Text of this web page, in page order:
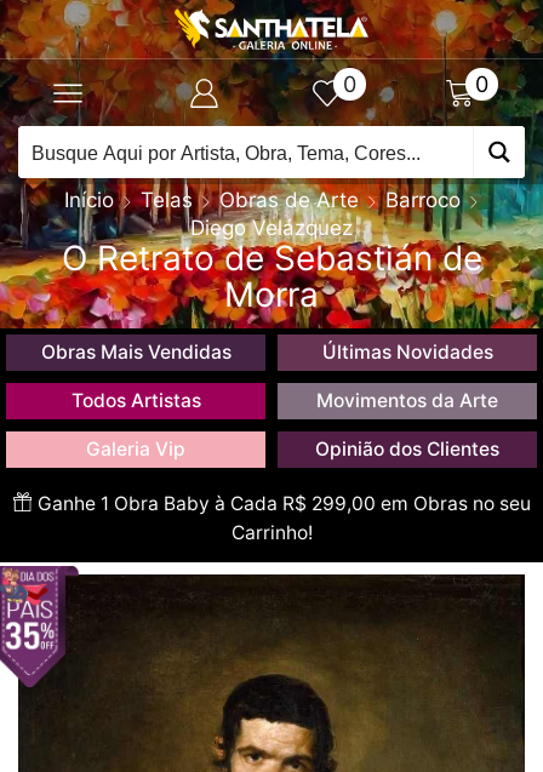
0 0
Início Telas Obras de Arte
Barroco
Diego Velázquez
O Retrato de Sebastián de
Morra
Obras Mais Vendidas Últimas Novidades
Todos Artistas Movimentos da Arte
Galeria Vip Opinião dos Clientes
Ganhe 1 Obra Baby à Cada R$ 299,00 em Obras no seu
Carrinho!